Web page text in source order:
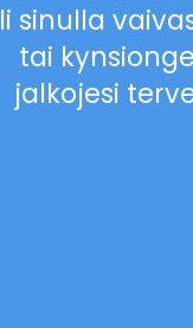
sinulla
tai
jalkojesi